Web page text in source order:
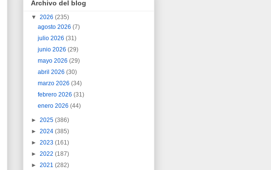
Archivo del blog
▼ 2026 (235)
agosto 2026(7)
julio 2026(31)
junio 2026(29)
mayo 2026(29)
abril 2026(30)
marzo 2026(34)
febrero 2026(31)
enero 2026(44)
► 2025 (386)
► 2024 (385)
► 2023 (161)
► 2022 (187)
► 2021 (282)